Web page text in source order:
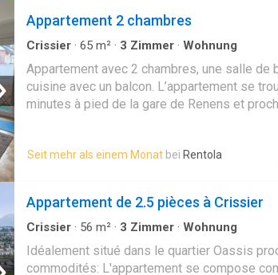
Appartement 2 chambres
Crissier · 65 m² · 3 Zimmer · Wohnung
Appartement avec 2 chambres, une salle de
cuisine avec un balcon. L’appartement se
minutes à pied de la gare de Renens et
Seit mehr als einem Monat bei Rentola
Appartement de 2.5 pièces à Crissier
Crissier · 56 m² · 3 Zimmer · Wohnung
Idéalement situé dans le quartier Oassis
commodités: L'appartement se compose